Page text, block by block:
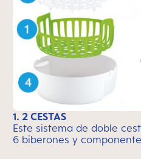
1. 2 CESTAS
Este sistema de doble
6 biberones y